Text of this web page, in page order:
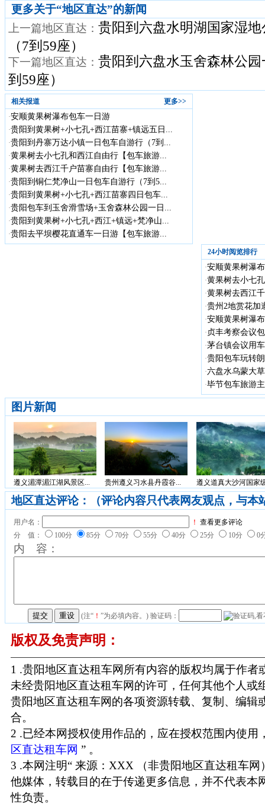
更多关于“地区直达”的新闻
上一篇地区直达： 贵阳到六盘水明湖国家湿
（7到59座）
下一篇地区直达： 贵阳到六盘水玉舍森林公
到59座）
更多>>
相关报道
·安顺黄果树瀑布包车一日游
·贵阳到黄果树+小七孔+西江苗寨+镇远五日...
·贵阳到丹寨万达小镇一日包车自游行（7到...
·黄果树去小七孔和西江自由行【包车旅游...
·黄果树去西江千户苗寨自由行【包车旅游...
·贵阳到铜仁梵净山一日包车自游行（7到5...
·贵阳到黄果树+小七孔+西江苗寨四日包车...
·贵阳包车到玉舍滑雪场+玉舍森林公园一日...
·贵阳到黄果树+小七孔+西江+镇远+梵净山...
·贵阳去平坝樱花直通车一日游【包车旅游...
24小时阅览排行
·安顺黄果树瀑
·黄果树去小七
·黄果树去西江
·贵州2地赏花加
·安顺黄果树瀑
· 贞丰考察会议
·茅台镇会议用
·贵阳包车玩转
·六盘水乌蒙大
·毕节包车旅游
图片新闻
遵义湄潭湄江湖风景区... 贵州遵义习水县丹霞谷... 遵义道真大沙河国家
地区直达评论：（评论内容只代表网友观点，与本
用户名： ！ 查看更多评论
分 值：
100分 85分 70分 55分 40分 25分 10分 0
内 容：
(注“ ！ ”为必填内容。) 验证码：
版权及免责声明：
1 .贵阳地区直达租车网所有内容的版权均属于作者
未经贵阳地区直达租车网的许可，任何其他个人或
贵阳地区直达租车网的各项资源转载、复制、编辑
合。
2 .已经本网授权使用作品的，应在授权范围内使用
区直达租车网 ” 。
3 .本网注明“ 来源：XXX （非贵阳地区直达租车网
他媒体，转载目的在于传递更多信息，并不代表本
性负责。